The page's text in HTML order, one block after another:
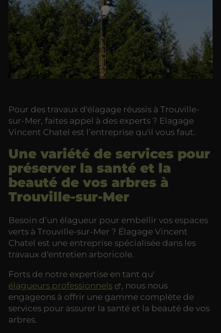
Pour des travaux d'élagage réussis à Trouville-
sur-Mer, faites appel à des experts ? Elagage
Vincent Chatel est l’entreprise qu'il vous faut.
Une variété de services pour
préserver la santé et la
beauté de vos arbres à
Trouville-sur-Mer
Besoin d’un élagueur pour embellir vos espaces
verts à Trouville-sur-Mer ? Élagage Vincent
Chatel est une entreprise spécialisée dans les
travaux d'entretien arboricole.
Forts de notre expertise en tant qu'
élagueurs professionnels
, nous nous
engageons à offrir une gamme complète de
services pour assurer la santé et la beauté de vos
arbres.